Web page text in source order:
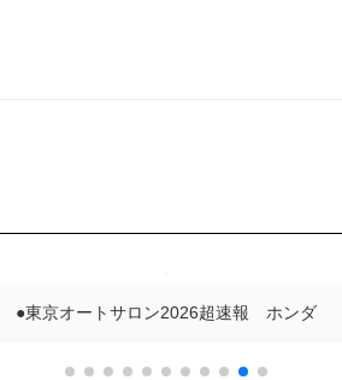
●東京オートサロン2026超速報 ホンダ